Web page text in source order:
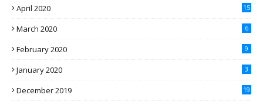
April 2020 15
March 2020 6
February 2020 9
January 2020 3
December 2019 19